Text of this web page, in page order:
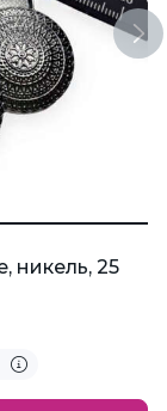
никель, 25